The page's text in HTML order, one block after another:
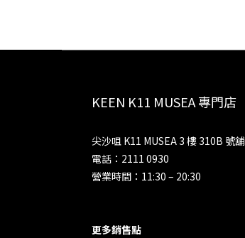
KEEN K11 MUSEA 專門店
尖沙咀 K11 MUSEA 3 樓 310B 號舖
電話：2111 0930
營業時間：11:30 – 20:30
更多銷售點